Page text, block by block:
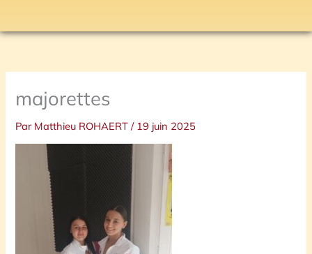
majorettes
Par Matthieu ROHAERT/ 19 juin 2025